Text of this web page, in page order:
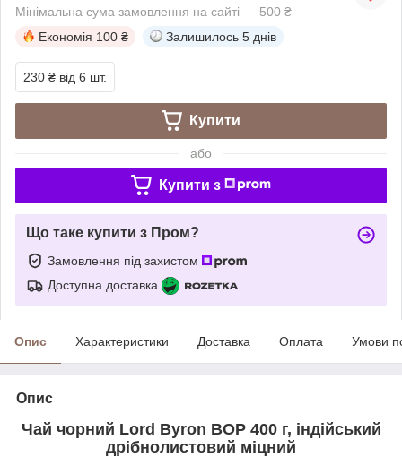
Мінімальна сума замовлення на сайті — 500 ₴
Економія 100 ₴ Залишилось 5 днів
230 ₴ від 6 шт.
Купити
або
Купити з
Що таке купити з Пром?
Замовлення під захистом
Доступна доставка
Опис Характеристики Доставка Оплата Умови
Опис
Чай чорний Lord Byron BOP 400 г, індійський
дрібнолистовий міцний